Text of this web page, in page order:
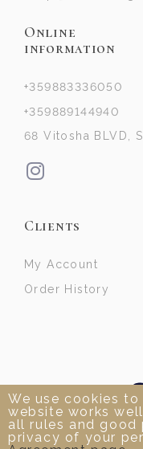
We use cookies
website works
all rules and
privacy of your
Online
information
+359883336050
+359889144940
68 Vitosha BLVD,
Clients
My Account
Order History